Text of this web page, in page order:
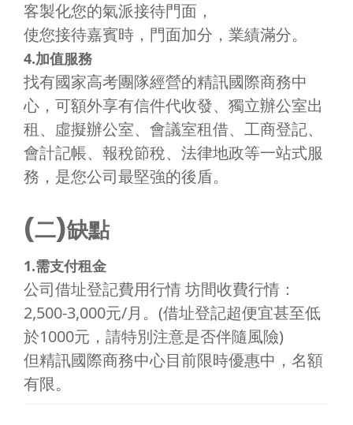
客製化您的氣派接待門面，
使您接待嘉賓時，門面加分，業績滿分。
4.加值服務
找有國家高考團隊經營的精訊國際商務中
心，可額外享有信件代收發、獨立辦公室出
租、虛擬辦公室、會議室租借、工商登記、
會計記帳、報稅節稅、法律地政等一站式服
務，是您公司最堅強的後盾。
(二)缺點
1.需支付租金
公司借址登記費用行情 坊間收費行情：
2,500-3,000元/月。(借址登記超便宜甚至低
於1000元，請特別注意是否伴隨風險)
但精訊國際商務中心目前限時優惠中，名額
有限。